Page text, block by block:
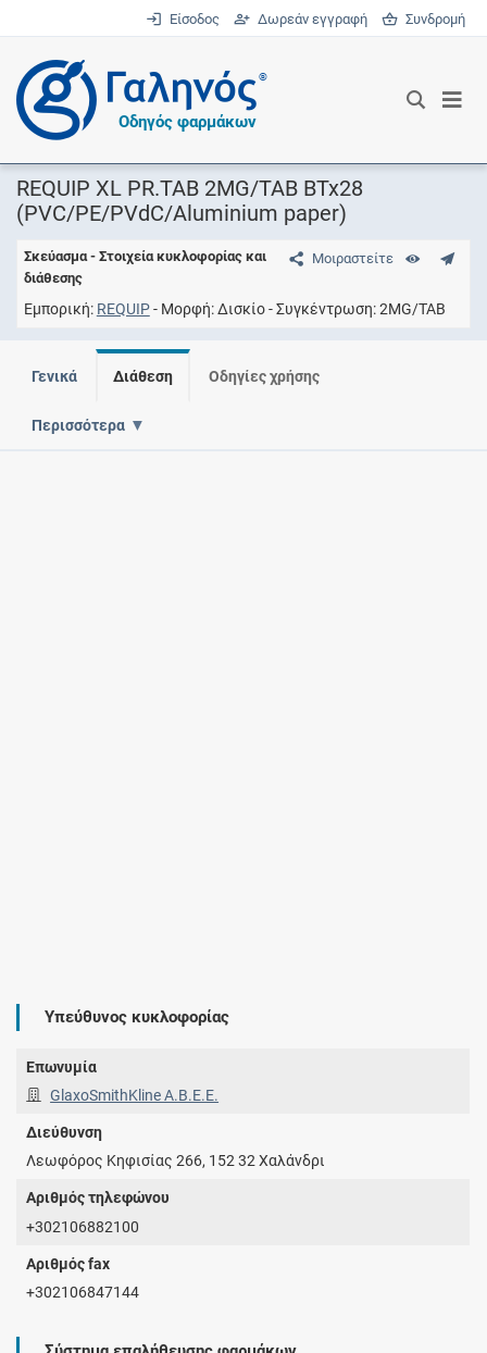
Είσοδος Δωρεάν εγγραφή Συνδρομή
®
Οδηγός φαρμάκων
REQUIP XL PR.TAB 2MG/TAB BTx28
(PVC/PE/PVdC/Aluminium paper)
Μοιραστείτε
Σκεύασμα - Στοιχεία κυκλοφορίας και
διάθεσης
Εμπορική REQUIP Μορφή Δισκίο Συγκέντρωση 2MG/TAB
Γενικά Διάθεση Οδηγίες χρήσης
Περισσότερα
Υπεύθυνος κυκλοφορίας
Επωνυμία
GlaxoSmithKline Α.Β.Ε.Ε.
Διεύθυνση
Λεωφόρος Κηφισίας 266, 152 32 Χαλάνδρι
Αριθμός τηλεφώνου
+302106882100
Αριθμός fax
+302106847144